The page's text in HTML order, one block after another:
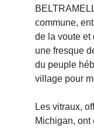
commune,
de la voute et
une fresque
du peuple
village pour
Les vitraux,
Michigan,